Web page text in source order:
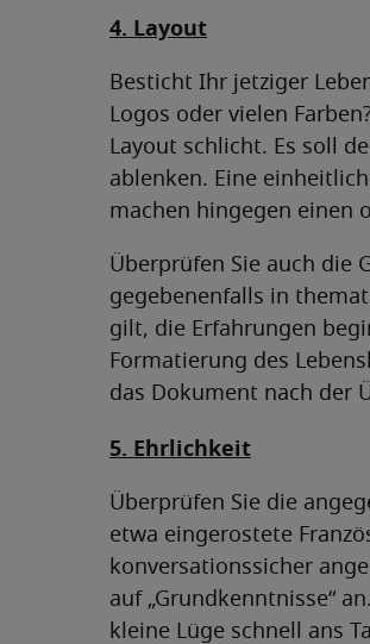
4. Layout
Besticht Ihr jetziger
Logos oder vielen
Layout schlicht. Es soll
ablenken. Eine
machen hingegen einen
Überprüfen Sie auch die
gegebenenfalls in
gilt, die Erfahrungen
Formatierung des
das Dokument nach der
5. Ehrlichkeit
Überprüfen Sie die
etwa eingerostete
konversationssicher
auf „Grundkenntnisse“
kleine Lüge schnell ans